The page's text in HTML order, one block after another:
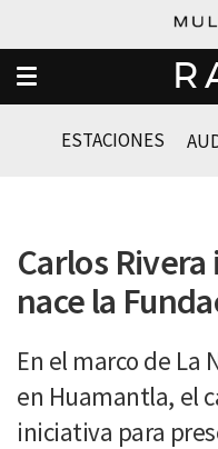
ESTACIONES
Carlos
nace la
En el marco de La
en Huamantla, el
iniciativa para